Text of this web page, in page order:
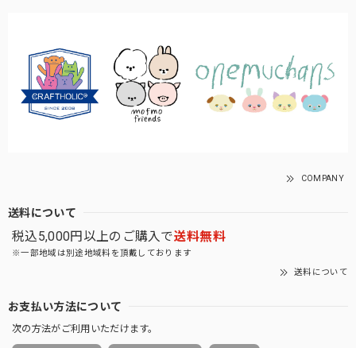
COMPANY
送料について
税込5,000円以上のご購入で送料無料
※一部地域は別途地域料を頂戴しております
送料について
お支払い方法について
次の方法がご利用いただけます。